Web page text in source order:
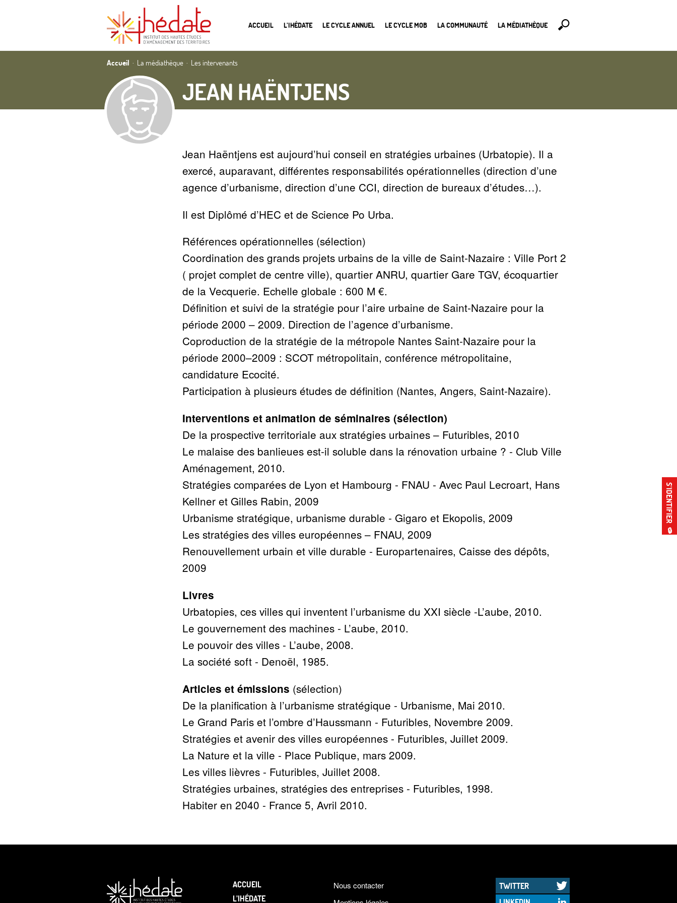
ACCUEIL L’IHÉDATE LE CYCLE ANNUEL LE CYCLE MOB LA COMMUNAUTÉ LA MÉDIATHÈQUE
S’IDENTIFIER
🔒
Accueil La médiathèque Les intervenants
JEAN HAËNTJENS
Jean Haëntjens est aujourd’hui conseil en stratégies urbaines (Urbatopie). Il a
exercé, auparavant, différentes responsabilités opérationnelles (direction d’une
agence d’urbanisme, direction d’une CCI, direction de bureaux d’études…).
Il est Diplômé d’HEC et de Science Po Urba.
Références opérationnelles (sélection)
Coordination des grands projets urbains de la ville de Saint-Nazaire : Ville Port 2
( projet complet de centre ville), quartier ANRU, quartier Gare TGV, écoquartier
de la Vecquerie. Echelle globale : 600 M €.
Définition et suivi de la stratégie pour l’aire urbaine de Saint-Nazaire pour la
période 2000 – 2009. Direction de l’agence d’urbanisme.
Coproduction de la stratégie de la métropole Nantes Saint-Nazaire pour la
période 2000–2009 : SCOT métropolitain, conférence métropolitaine,
candidature Ecocité.
Participation à plusieurs études de définition (Nantes, Angers, Saint-Nazaire).
Interventions et animation de séminaires (sélection)
De la prospective territoriale aux stratégies urbaines – Futuribles, 2010
Le malaise des banlieues est-il soluble dans la rénovation urbaine ? - Club Ville
Aménagement, 2010.
Stratégies comparées de Lyon et Hambourg - FNAU - Avec Paul Lecroart, Hans
Kellner et Gilles Rabin, 2009
Urbanisme stratégique, urbanisme durable - Gigaro et Ekopolis, 2009
Les stratégies des villes européennes – FNAU, 2009
Renouvellement urbain et ville durable - Europartenaires, Caisse des dépôts,
2009
Livres
Urbatopies, ces villes qui inventent l’urbanisme du XXI siècle -L’aube, 2010.
Le gouvernement des machines - L’aube, 2010.
Le pouvoir des villes - L’aube, 2008.
La société soft - Denoël, 1985.
Articles et émissions (sélection)
De la planification à l’urbanisme stratégique - Urbanisme, Mai 2010.
Le Grand Paris et l’ombre d’Haussmann - Futuribles, Novembre 2009.
Stratégies et avenir des villes européennes - Futuribles, Juillet 2009.
La Nature et la ville - Place Publique, mars 2009.
Les villes lièvres - Futuribles, Juillet 2008.
Stratégies urbaines, stratégies des entreprises - Futuribles, 1998.
Habiter en 2040 - France 5, Avril 2010.
ACCUEIL
L’IHÉDATE
Nous contacter
TWITTER